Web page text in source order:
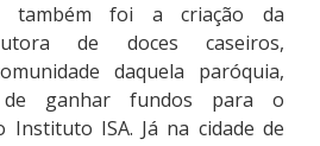
também foi a criação da
de doces caseiros,
daquela paróquia,
ganhar fundos para o
Instituto ISA. Já na cidade de